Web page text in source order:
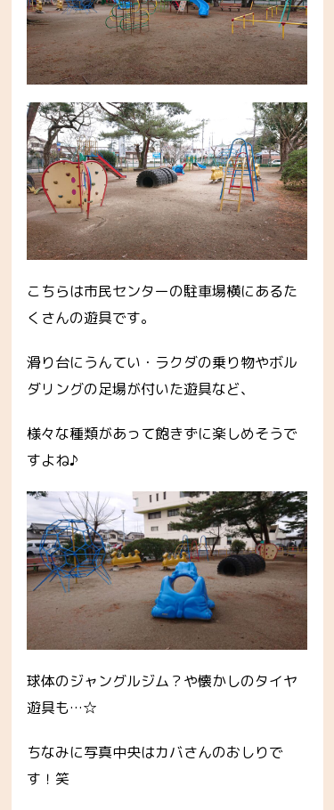
こちらは市民センターの駐車場横にあるた
くさんの遊具です。
滑り台にうんてい・ラクダの乗り物やボル
ダリングの足場が付いた遊具など、
様々な種類があって飽きずに楽しめそうで
すよね♪
球体のジャングルジム？や懐かしのタイヤ
遊具も…☆
ちなみに写真中央はカバさんのおしりで
す！笑